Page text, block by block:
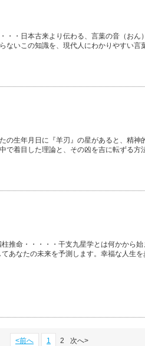
・・日本古来より伝わる、言葉の音（お
いこの知識を、現代人にわかりやすい言
の生年月日に『羊刃』の星があると、精
着目した理論と、その凶を吉に転ずる方
推命・・・・・干支九星学とは何かから
あなたの未来を予測します。幸福な人生を
<前へ 1 2 次へ>